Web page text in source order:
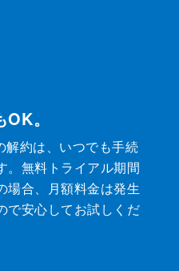
。
解約は、いつでも手続
。無料トライアル期間
場合、月額料金は発生
で安心してお試しくだ